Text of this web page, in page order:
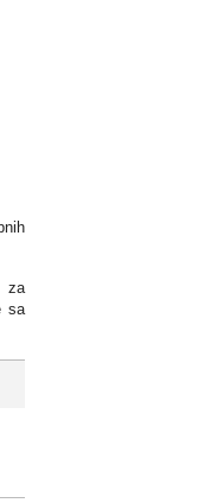
za
sa